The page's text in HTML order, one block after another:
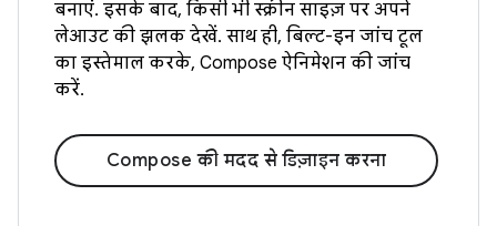
बनाएं. इसके बाद, किसी भी स्क्रीन साइज़ पर अपने
लेआउट की झलक देखें. साथ ही, बिल्ट-इन जांच टूल
का इस्तेमाल करके, Compose ऐनिमेशन की जांच
करें.
Compose की मदद से डिज़ाइन करना